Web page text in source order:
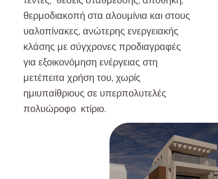
θερμοδιακοπή στα αλουμίνια και στους
υαλοπίνακες, ανώτερης ενεργειακής
κλάσης με σύγχρονες προδιαγραφές
για εξοικονόμηση ενέργειας στη
μετέπειτα χρήση του, χωρίς
ημιυπαίθριους σε υπερπολυτελές
πολυώροφο κτίριο.